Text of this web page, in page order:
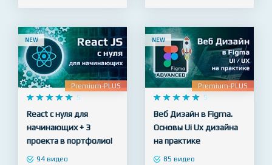
NEW
Premium-PLUS
    
     5
React с нуля для
начинающих + 3
NEW
Premium-PLUS
    
     5
Веб Дизайн в Figma.
Основы Ui Ux дизайна